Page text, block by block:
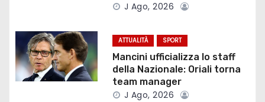
r
t
i
J Ago, 2026
ATTUALITÀ SPORT
Mancini ufficializza lo staff
della Nazionale: Oriali torna
team manager
J Ago, 2026